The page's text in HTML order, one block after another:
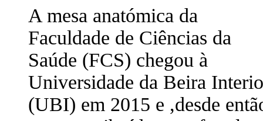
A mesa anatómica da
Faculdade de Ciências da
Saúde (FCS) chegou à
Universidade da Beira
(UBI) em 2015 e ,desde